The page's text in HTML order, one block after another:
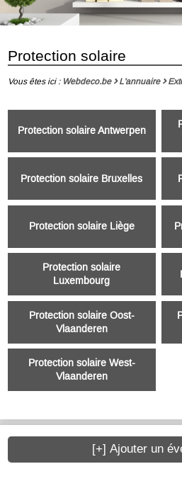
Protection solaire
Vous êtes ici : Webdeco.be L'annuaire
Protection solaire Antwerpen
Protection solaire Bruxelles
Protection solaire Liège
Protection solaire
Luxembourg
Protection solaire Oost-
Vlaanderen
Protection solaire West-
Vlaanderen
[+] Ajouter un